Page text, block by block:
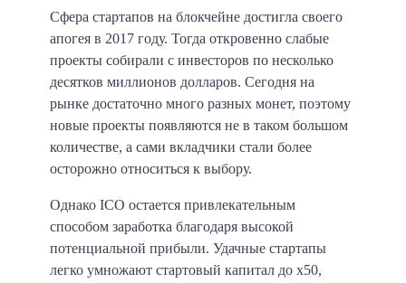
Сфера стартапов на блокчейне достигла своего
апогея в 2017 году. Тогда откровенно слабые
проекты собирали с инвесторов по несколько
десятков миллионов долларов. Сегодня на
рынке достаточно много разных монет, поэтому
новые проекты появляются не в таком большом
количестве, а сами вкладчики стали более
осторожно относиться к выбору.
Однако ICO остается привлекательным
способом заработка благодаря высокой
потенциальной прибыли. Удачные стартапы
легко умножают стартовый капитал до х50,